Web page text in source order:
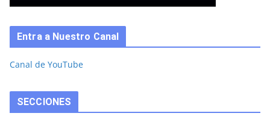
Entra a Nuestro Canal
Canal de YouTube
SECCIONES